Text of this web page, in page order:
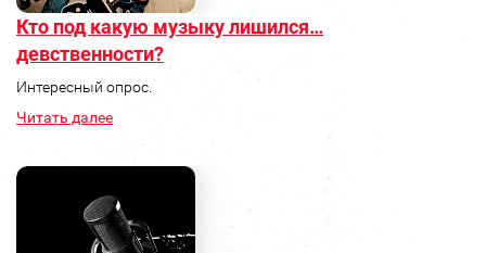
Кто под какую музыку лишился…
девственности?
Интересный опрос.
Читать далее